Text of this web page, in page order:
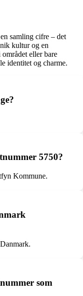
samling cifre – det
kultur og en
eller bare
identitet og charme.
5750?
Kommune.
som